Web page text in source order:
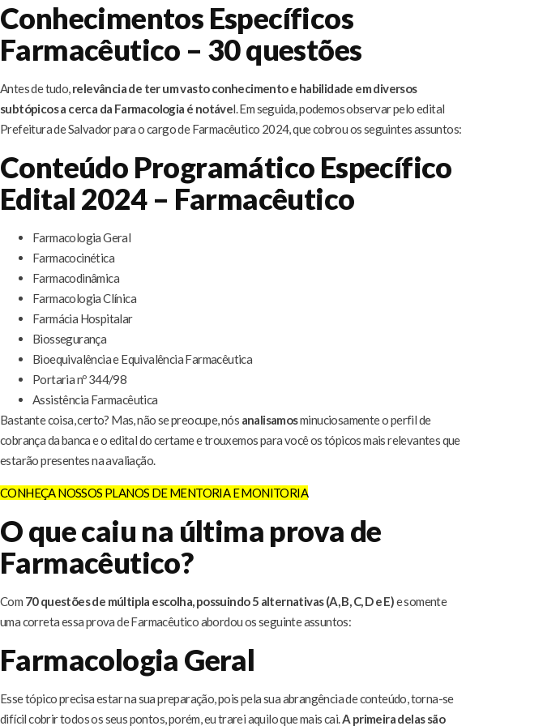
Conhecimentos Específicos
Farmacêutico – 30 questões
Antes de tudo,relevância de ter um vasto conhecimento e habilidade em diversos
subtópicos a cerca da Farmacologia é notável. Em seguida, podemos observar pelo edital
Prefeitura de Salvador para o cargo de Farmacêutico 2024, que cobrou os seguintes assuntos:
Conteúdo Programático Específico
Edital 2024 – Farmacêutico
Farmacologia Geral
Farmacocinética
Farmacodinâmica
Farmacologia Clínica
Farmácia Hospitalar
Biossegurança
Bioequivalência e Equivalência Farmacêutica
Portaria nº 344/98
Assistência Farmacêutica
Bastante coisa, certo? Mas, não se preocupe, nós analisamosminuciosamente o perfil de
cobrança da banca e o edital do certame e trouxemos para você os tópicos mais relevantes que
estarão presentes na avaliação.
CONHEÇA NOSSOS PLANOS DE MENTORIA E MONITORIA
O que caiu na última prova de
Farmacêutico?
Com 70 questões de múltipla escolha, possuindo 5 alternativas (A, B, C, D e E)e somente
uma correta essa prova de Farmacêutico abordou os seguinte assuntos:
Farmacologia Geral
Esse tópico precisa estar na sua preparação, pois pela sua abrangência de conteúdo, torna-se
difícil cobrir todos os seus pontos, porém, eu trarei aquilo que mais cai.A primeira delas são